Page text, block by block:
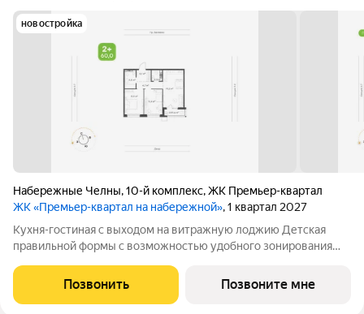
новостройка
Набережные Челны,10-й комплекс,ЖК Премьер-квартал
ЖК «Премьер-квартал на набережной», 1 квартал 2027
Кухня-гостиная с выходом на витражную лоджию Детская
правильной формы с возможностью удобного зонирования
санузел для дополнительного комфорта всей семьи
Увеличенная ванная Высота потолков 2,7м
Позвонить Позвоните мне